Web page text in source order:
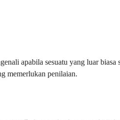
apabila sesuatu yang luar
memerlukan penilaian.